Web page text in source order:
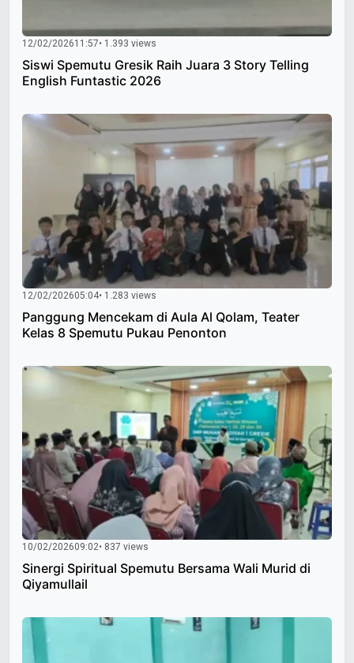
12/02/202611:57• 1.393 views
Siswi Spemutu Gresik Raih Juara 3 Story Telling
English Funtastic 2026
12/02/202605:04• 1.283 views
Panggung Mencekam di Aula Al Qolam, Teater
Kelas 8 Spemutu Pukau Penonton
10/02/202609:02• 837 views
Sinergi Spiritual Spemutu Bersama Wali Murid di
Qiyamullail